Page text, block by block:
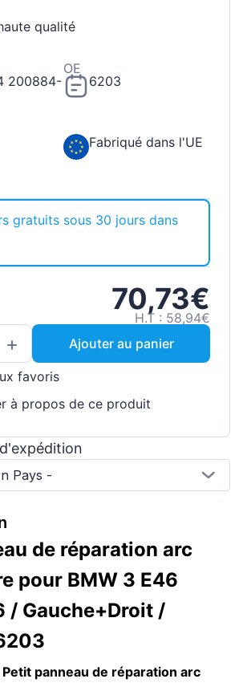
qualité
200884-
OE
6203
Fabriqué dans l'UE
gratuits sous 30 jours dans
70,73€
H.T : 58,94€
Ajouter au panier
favoris
à propos de ce produit
Pays -
de réparation arc
pour BMW 3 E46
/ Gauche+Droit /
Petit panneau de réparation arc